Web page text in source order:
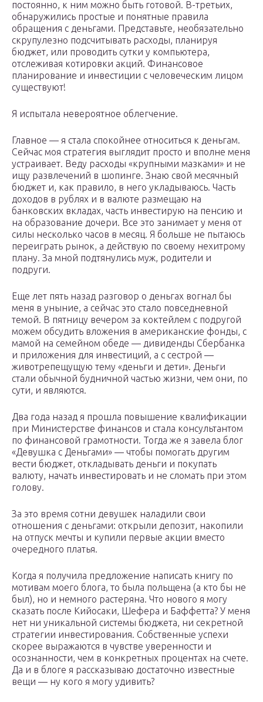
постоянно, к ним можно быть готовой. В-третьих,
обнаружились простые и понятные правила
обращения с деньгами. Представьте, необязательно
скрупулезно подсчитывать расходы, планируя
бюджет, или проводить сутки у компьютера,
отслеживая котировки акций. Финансовое
планирование и инвестиции с человеческим лицом
существуют!
Я испытала невероятное облегчение.
Главное — я стала спокойнее относиться к деньгам.
Сейчас моя стратегия выглядит просто и вполне меня
устраивает. Веду расходы «крупными мазками» и не
ищу развлечений в шопинге. Знаю свой месячный
бюджет и, как правило, в него укладываюсь. Часть
доходов в рублях и в валюте размещаю на
банковских вкладах, часть инвестирую на пенсию и
на образование дочери. Все это занимает у меня от
силы несколько часов в месяц. Я больше не пытаюсь
переиграть рынок, а действую по своему нехитрому
плану. За мной подтянулись муж, родители и
подруги.
Еще лет пять назад разговор о деньгах вогнал бы
меня в уныние, а сейчас это стало повседневной
темой. В пятницу вечером за коктейлем с подругой
можем обсудить вложения в американские фонды, с
мамой на семейном обеде — дивиденды Сбербанка
и приложения для инвестиций, а с сестрой —
животрепещущую тему «деньги и дети». Деньги
стали обычной будничной частью жизни, чем они, по
сути, и являются.
Два года назад я прошла повышение квалификации
при Министерстве финансов и стала консультантом
по финансовой грамотности. Тогда же я завела блог
«Девушка с Деньгами» — чтобы помогать другим
вести бюджет, откладывать деньги и покупать
валюту, начать инвестировать и не сломать при этом
голову.
За это время сотни девушек наладили свои
отношения с деньгами: открыли депозит, накопили
на отпуск мечты и купили первые акции вместо
очередного платья.
Когда я получила предложение написать книгу по
мотивам моего блога, то была польщена (а кто бы не
был), но и немного растеряна. Что нового я могу
сказать после Кийосаки, Шефера и Баффетта? У меня
нет ни уникальной системы бюджета, ни секретной
стратегии инвестирования. Собственные успехи
скорее выражаются в чувстве уверенности и
осознанности, чем в конкретных процентах на счете.
Да и в блоге я рассказываю достаточно известные
вещи — ну кого я могу удивить?